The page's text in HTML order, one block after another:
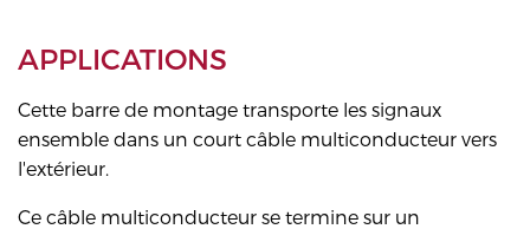
APPLICATIONS
Cette barre de montage transporte les signaux
ensemble dans un court câble multiconducteur vers
l'extérieur.
Ce câble multiconducteur se termine sur un